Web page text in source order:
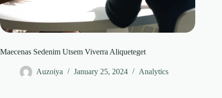
Maecenas Sedenim Utsem Viverra Aliqueteget
Auzoiya January 25, 2024 Analytics